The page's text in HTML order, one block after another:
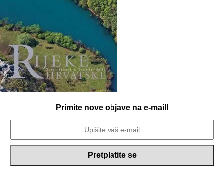
Primite nove objave na e-mail!